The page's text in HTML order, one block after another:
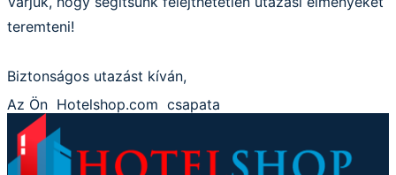
teremteni!
Biztonságos utazást kíván,
Az Ön Hotelshop.com csapata